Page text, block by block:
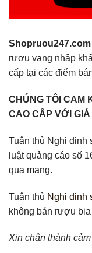
Shopruou247.com
rượu vang nhập
cấp tại các điểm
CHÚNG TÔI CAM
CAO CẤP VỚI
Tuân thủ Nghị định
luật quảng cáo số
qua mạng.
Tuân thủ Nghị định
không bán rượu
Xin chân thành